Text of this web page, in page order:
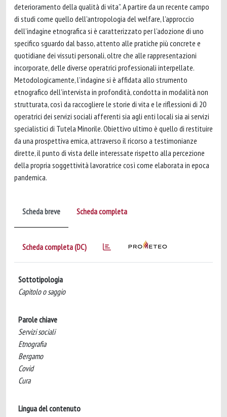
deterioramento della qualità di vita”. A partire da un recente campo
di studi come quello dell’antropologia del welfare, l’approccio
dell’indagine etnografica si è caratterizzato per l’adozione di uno
specifico sguardo dal basso, attento alle pratiche più concrete e
quotidiane dei vissuti personali, oltre che alle rappresentazioni
incorporate, delle diverse operatrici professionali interpellate.
Metodologicamente, l’indagine si è affidata allo strumento
etnografico dell’intervista in profondità, condotta in modalità non
strutturata, così da raccogliere le storie di vita e le riflessioni di 20
operatrici dei servizi sociali afferenti sia agli enti locali sia ai servizi
specialistici di Tutela Minorile. Obiettivo ultimo è quello di restituire
da una prospettiva emica, attraverso il ricorso a testimonianze
dirette, il punto di vista delle interessate rispetto alla percezione
della propria soggettività lavoratrice così come elaborata in epoca
pandemica.
Scheda breve Scheda completa
Scheda completa (DC)
Sottotipologia
Capitolo o saggio
Parole chiave
Servizi sociali
Etnografia
Bergamo
Covid
Cura
Lingua del contenuto